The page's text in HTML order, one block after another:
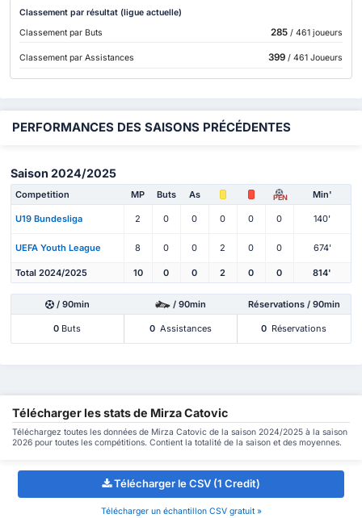
Classement par résultat (ligue actuelle)
Classement par Buts
285/ 461 joueurs
Classement par Assistances 399/ 461 Joueurs
PERFORMANCES DES SAISONS PRÉCÉDENTES
Saison 2024/2025
Competition MP Buts As PEN Min'
U19 Bundesliga 2 0 0 0 0 0 140'
UEFA Youth League 8 0 0 2 0 0 674'
Total 2024/2025 10 0 0 2 0 0 814'
/ 90min / 90min Réservations / 90min
0 Buts 0 Assistances 0 Réservations
Télécharger les stats de Mirza Catovic
Téléchargez toutes les données de Mirza Catovic de la saison 2024/2025 à la saison
2026 pour toutes les compétitions. Contient la totalité de la saison et des moyennes.
Télécharger le CSV (1 Credit)
Télécharger un échantillon CSV gratuit »